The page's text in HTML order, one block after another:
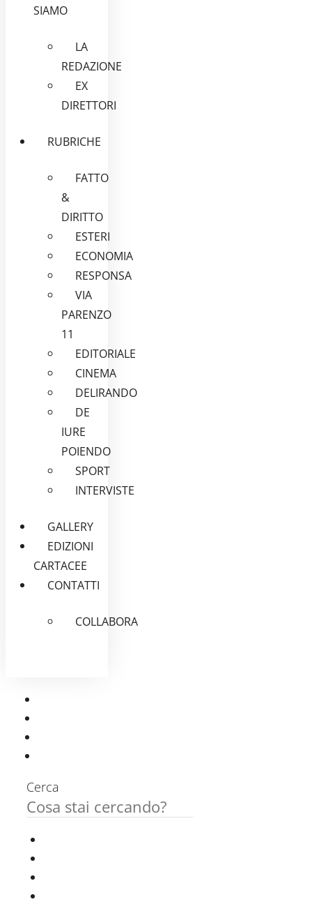
SIAMO
LA
REDAZIONE
EX
DIRETTORI
RUBRICHE
FATTO
&
DIRITTO
ESTERI
ECONOMIA
RESPONSA
VIA
PARENZO
11
EDITORIALE
CINEMA
DELIRANDO
DE
IURE
POIENDO
SPORT
INTERVISTE
GALLERY
EDIZIONI
CARTACEE
CONTATTI
COLLABORA
Cerca